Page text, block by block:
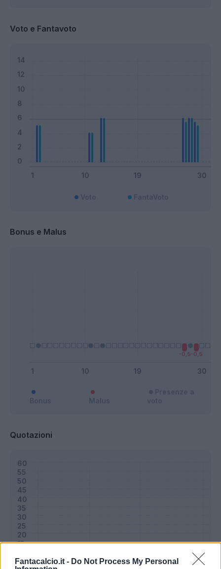
Fantacalcio.it - Do Not Process My Personal
Voto e Fantavoto
Bonus e Malus
Quotazioni